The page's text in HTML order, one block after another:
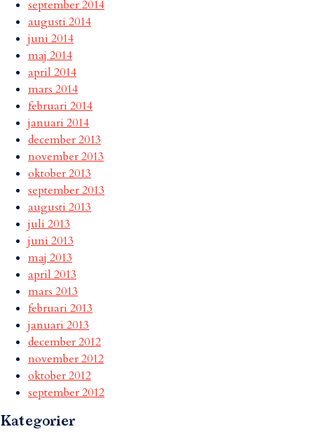
september 2014
augusti 2014
juni 2014
maj 2014
april 2014
mars 2014
februari 2014
januari 2014
december 2013
november 2013
oktober 2013
september 2013
augusti 2013
juli 2013
juni 2013
maj 2013
april 2013
mars 2013
februari 2013
januari 2013
december 2012
november 2012
oktober 2012
september 2012
Kategorier